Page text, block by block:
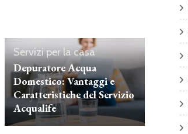
Servizi per la casa
Depuratore Acqua
Domestico: Vantaggi e
Caratteristiche del Servizio
Acqualife